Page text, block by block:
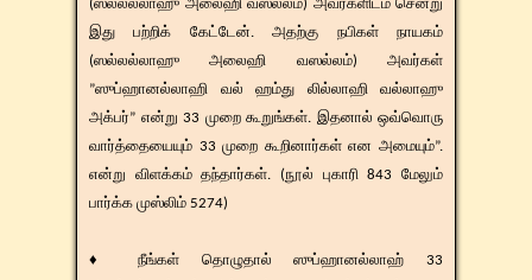
(ஸல்லல்லாஹு அலைஹி வஸல்லம்) அவர்களிடம் சென்று
இது பற்றிக் கேட்டேன். அதற்கு நபிகள் நாயகம்
(ஸல்லல்லாஹு அலைஹி வஸல்லம்) அவர்கள்
”ஸுப்ஹானல்லாஹி வல் ஹம்து லில்லாஹி வல்லாஹு
அக்பர்” என்று 33 முறை கூறுங்கள். இதனால் ஒவ்வொரு
வார்த்தையையும் 33 முறை கூறினார்கள் என அமையும்”.
என்று விளக்கம் தந்தார்கள். (நூல் புகாரி 843 மேலும்
பார்க்க முஸ்லிம் 5274)
♦ நீங்கள் தொழுதால் ஸுப்ஹானல்லாஹ் 33